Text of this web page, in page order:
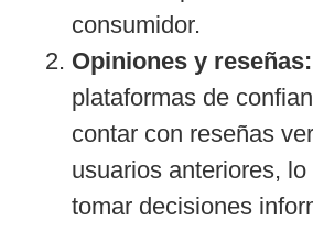
consumidor.
Opiniones y reseñas:
plataformas de
contar con reseñas
usuarios anteriores,
tomar decisiones